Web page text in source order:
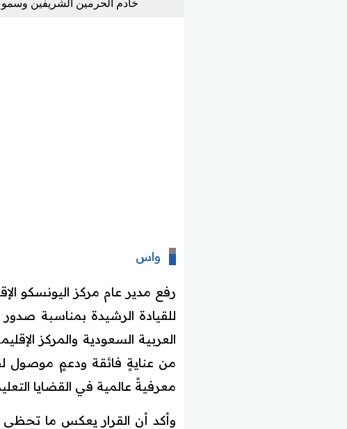
خادم الحرمين الشريفين وسمو
واس
رفع مدير عام مركز اليونسكو
للقيادة الرشيدة بمناسبة
العربية السعودية والمركز
من عنايةٍ فائقة ودعمٍ موصول
معرفيةً عالمية في القضايا
وأكد أن القرار يعكس ما تحظى